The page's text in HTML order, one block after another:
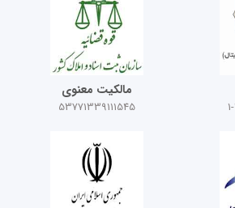
مالکیت معنوی
53771339111545